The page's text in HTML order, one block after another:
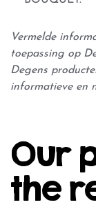
Vermelde
toepassing op
Degens
informatieve en
Our
the